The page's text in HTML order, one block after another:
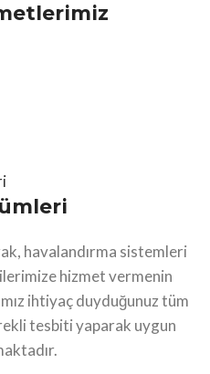
havalandırma sistemleri
hizmet vermenin
ihtiyaç duyduğunuz tüm
tesbiti yaparak uygun